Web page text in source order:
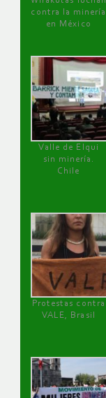
contra la minería
en México
Valle de Elqui
sin minería.
Chile
Protestas contra
VALE, Brasil